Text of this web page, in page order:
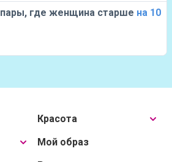
где женщина старше на 10
Красота
Мой образ